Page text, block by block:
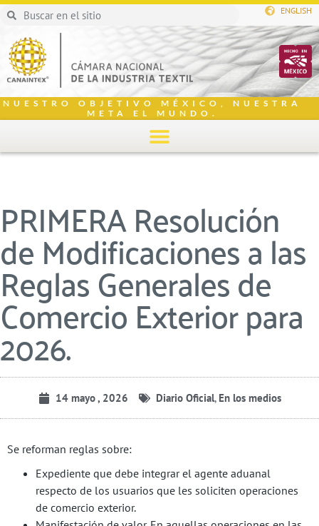
ENGLISH
NUESTRO OBJETIVO MÉXICO, NUESTRA
META EL MUNDO.
PRIMERA Resolución
de Modificaciones a las
Reglas Generales de
Comercio Exterior para
2026.
14 mayo , 2026 Diario Oficial, En los medios
Se reforman reglas sobre:
Expediente que debe integrar el agente aduanal
respecto de los usuarios que les soliciten operaciones
de comercio exterior.